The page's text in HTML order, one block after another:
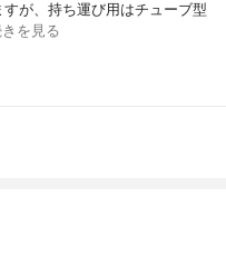
が、持ち運び用はチューブ型
を見る